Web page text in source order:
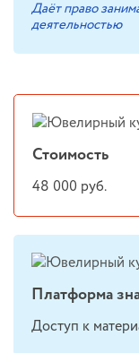
Даёт право
деятельностью
Стоимость
48 000 руб.
Платформа
Доступ к